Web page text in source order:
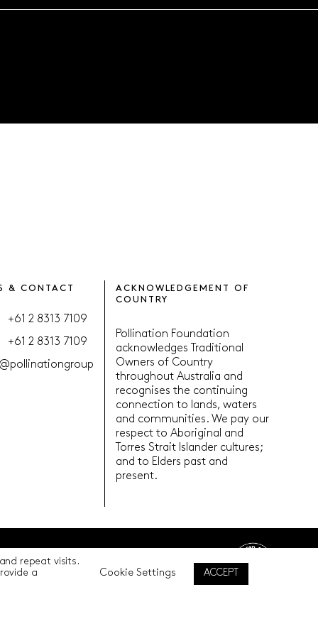
& CONTACT
+61 2 8313 7109
+61 2 8313 7109
ACKNOWLEDGEMENT OF
COUNTRY
Pollination Foundation
acknowledges Traditional
Owners of Country
throughout Australia and
recognises the continuing
connection to lands, waters
and communities. We pay our
respect to Aboriginal and
Torres Strait Islander cultures;
and to Elders past and
present.
Back to top
repeat visits.
a
Cookie Settings ACCEPT